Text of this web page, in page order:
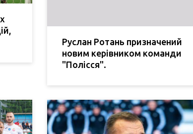
Руслан Ротань призначений
новим керівником команди
"Полісся".